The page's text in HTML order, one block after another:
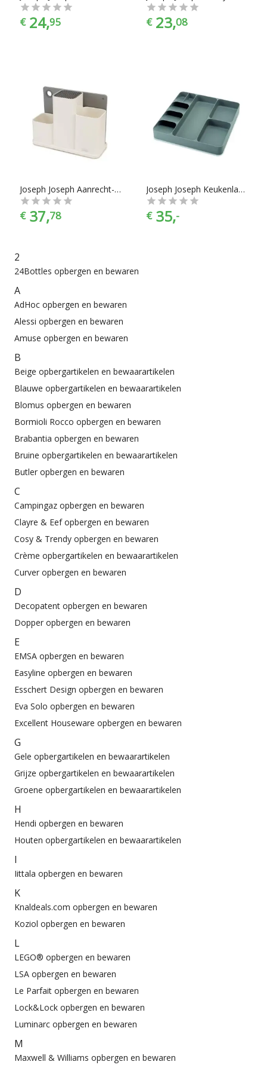
€ 24,95 € 23,08
Joseph Joseph Aanrecht-organiser
€ 37,78
Joseph Joseph Keukenlade Organiser - 39.8x39.8x5.3 cm - Grijs
€ 35,-
2
24Bottles opbergen en bewaren
A
AdHoc opbergen en bewaren
Alessi opbergen en bewaren
Amuse opbergen en bewaren
B
Beige opbergartikelen en bewaarartikelen
Blauwe opbergartikelen en bewaarartikelen
Blomus opbergen en bewaren
Bormioli Rocco opbergen en bewaren
Brabantia opbergen en bewaren
Bruine opbergartikelen en bewaarartikelen
Butler opbergen en bewaren
C
Campingaz opbergen en bewaren
Clayre & Eef opbergen en bewaren
Cosy & Trendy opbergen en bewaren
Crème opbergartikelen en bewaarartikelen
Curver opbergen en bewaren
D
Decopatent opbergen en bewaren
Dopper opbergen en bewaren
E
EMSA opbergen en bewaren
Easyline opbergen en bewaren
Esschert Design opbergen en bewaren
Eva Solo opbergen en bewaren
Excellent Houseware opbergen en bewaren
G
Gele opbergartikelen en bewaarartikelen
Grijze opbergartikelen en bewaarartikelen
Groene opbergartikelen en bewaarartikelen
H
Hendi opbergen en bewaren
Houten opbergartikelen en bewaarartikelen
I
Iittala opbergen en bewaren
K
Knaldeals.com opbergen en bewaren
Koziol opbergen en bewaren
L
LEGO® opbergen en bewaren
LSA opbergen en bewaren
Le Parfait opbergen en bewaren
Lock&Lock opbergen en bewaren
Luminarc opbergen en bewaren
M
Maxwell & Williams opbergen en bewaren